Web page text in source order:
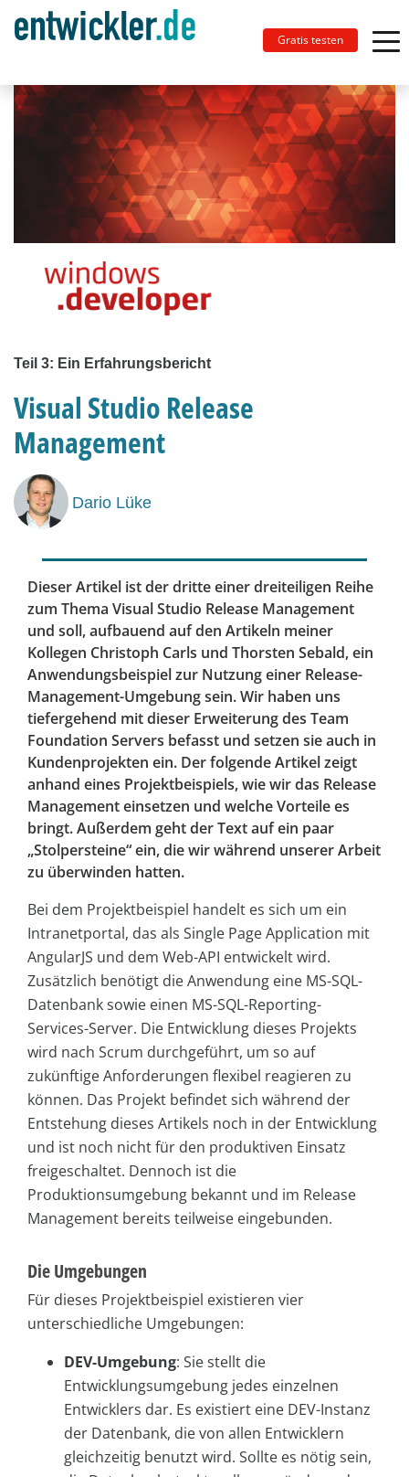
Gratis testen
Teil 3: Ein Erfahrungsbericht
Visual Studio Release
Management
Dario Lüke
Dieser Artikel ist der dritte einer dreiteiligen Reihe
zum Thema Visual Studio Release Management
und soll, aufbauend auf den Artikeln meiner
Kollegen Christoph Carls und Thorsten Sebald, ein
Anwendungsbeispiel zur Nutzung einer Release-
Management-Umgebung sein. Wir haben uns
tiefergehend mit dieser Erweiterung des Team
Foundation Servers befasst und setzen sie auch in
Kundenprojekten ein. Der folgende Artikel zeigt
anhand eines Projektbeispiels, wie wir das Release
Management einsetzen und welche Vorteile es
bringt. Außerdem geht der Text auf ein paar
„Stolpersteine“ ein, die wir während unserer Arbeit
zu überwinden hatten.
Bei dem Projektbeispiel handelt es sich um ein
Intranetportal, das als Single Page Application mit
AngularJS und dem Web-API entwickelt wird.
Zusätzlich benötigt die Anwendung eine MS-SQL-
Datenbank sowie einen MS-SQL-Reporting-
Services-Server. Die Entwicklung dieses Projekts
wird nach Scrum durchgeführt, um so auf
zukünftige Anforderungen flexibel reagieren zu
können. Das Projekt befindet sich während der
Entstehung dieses Artikels noch in der Entwicklung
und ist noch nicht für den produktiven Einsatz
freigeschaltet. Dennoch ist die
Produktionsumgebung bekannt und im Release
Management bereits teilweise eingebunden.
Die Umgebungen
Für dieses Projektbeispiel existieren vier
unterschiedliche Umgebungen:
DEV-Umgebung: Sie stellt die
Entwicklungsumgebung jedes einzelnen
Entwicklers dar. Es existiert eine DEV-Instanz
der Datenbank, die von allen Entwicklern
gleichzeitig benutzt wird. Sollte es nötig sein,